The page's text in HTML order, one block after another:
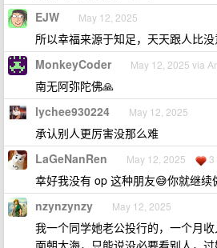
EJW May 12, 2025
所以幸福来源于知足，天天跟人比没
MonkeyCoder May 12, 2025 via
南无阿弥陀佛🙏
lychee930224 May 12, 2025
承认别人更厉害没那么难
LaGeNanRen May 12, 2025 3
幸好我没有 op 这种朋友😅你就继续
nzynzynzy May 12, 2025
我一个同学她老公投行的，一个月
面朝大海，只能说没必要看别人，